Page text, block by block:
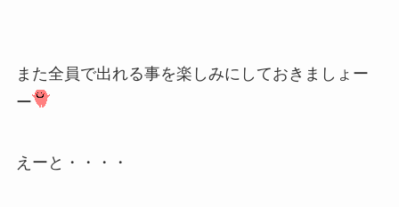
また全員で出れる事を楽しみにしておきましょー
ー
えーと・・・・